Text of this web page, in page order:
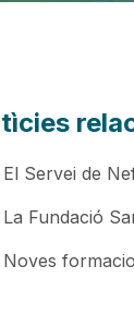
El Servei de
La Fundació
Noves